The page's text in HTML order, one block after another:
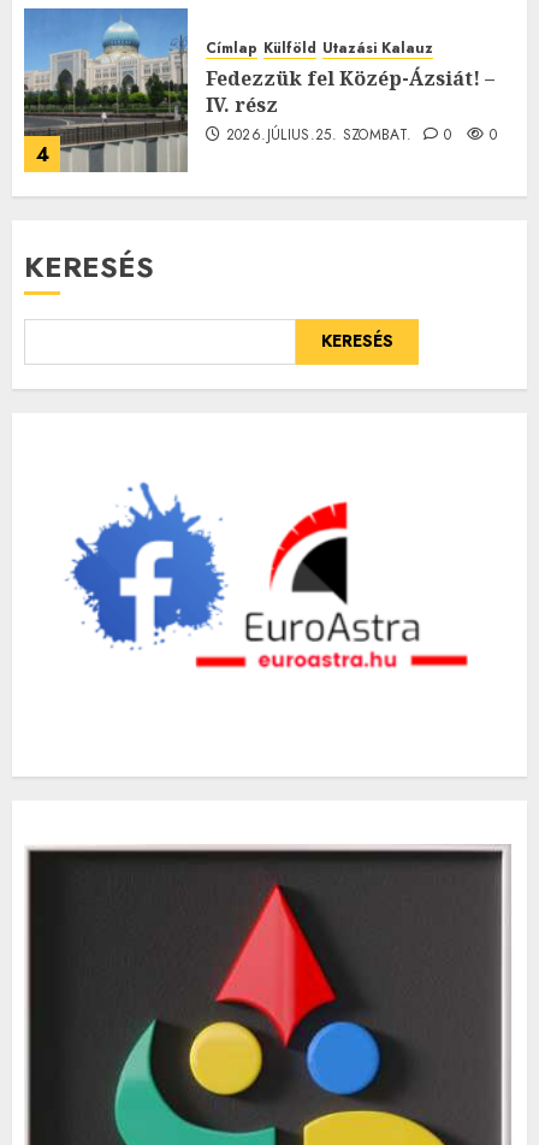
4
Címlap Külföld Utazási Kalauz
Fedezzük fel Közép-Ázsiát! –
IV. rész
2026.JÚLIUS.25. SZOMBAT. 0 0
KERESÉS
KERESÉS